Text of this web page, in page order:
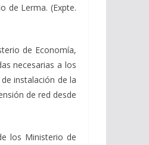
de Lerma. (Expte.
de Economía,
necesarias a los
instalación de la
de red desde
los Ministerio de